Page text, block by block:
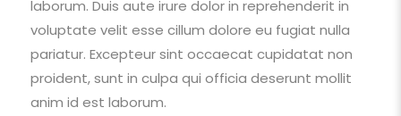
laborum. Duis aute irure dolor in reprehenderit in
voluptate velit esse cillum dolore eu fugiat nulla
pariatur. Excepteur sint occaecat cupidatat non
proident, sunt in culpa qui officia deserunt mollit
anim id est laborum.